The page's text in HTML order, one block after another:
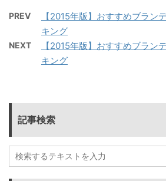
PREV
【2015年版】おすすめブラン
キング
NEXT
【2015年版】おすすめブラン
キング
記事検索